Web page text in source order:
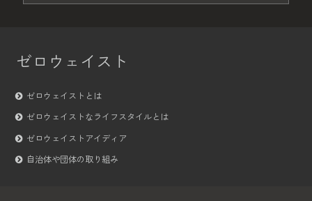
ゼロウェイスト
ゼロウェイストとは
ゼロウェイストなライフスタイルとは
ゼロウェイストアイディア
自治体や団体の取り組み